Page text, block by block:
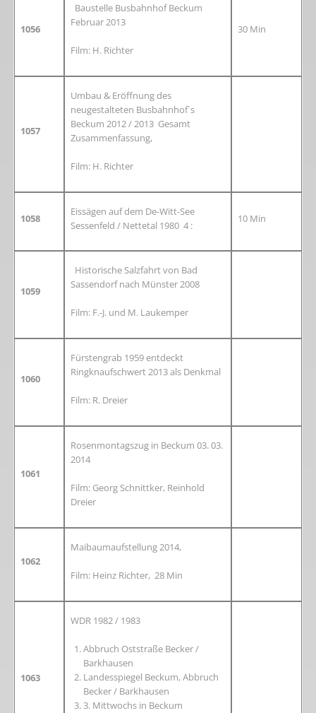
1056
Baustelle Busbahnhof Beckum
Februar 2013
Film: H. Richter
30 Min
1057
Umbau & Eröffnung des
neugestalteten Busbahnhof`s
Beckum 2012 / 2013 Gesamt
Zusammenfassung,
Film: H. Richter
1058
Eissägen auf dem De-Witt-See
Sessenfeld / Nettetal 1980 4 :
10 Min
1059
Historische Salzfahrt von Bad
Sassendorf nach Münster 2008
Film: F.-J. und M. Laukemper
1060
Fürstengrab 1959 entdeckt
Ringknaufschwert 2013 als Denkmal
Film: R. Dreier
1061
Rosenmontagszug in Beckum 03. 03.
2014
Film: Georg Schnittker, Reinhold
Dreier
1062
Maibaumaufstellung 2014,
Film: Heinz Richter, 28 Min
1063
WDR 1982 / 1983
Abbruch Oststraße Becker /
Barkhausen
Landesspiegel Beckum, Abbruch
Becker / Barkhausen
3. Mittwochs in Beckum